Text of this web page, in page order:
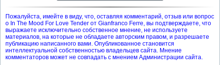
Пожалуйста, имейте в виду, что, оставляя комментарий, отзыв или вопрос
о In The Mood For Love Tender от Gianfranco Ferre, вы подтверждаете, что
выражаете исключительно собственное мнение, не используете
материалов, на которые не обладаете авторским правом, и разрешаете
публикацию написанного вами. Опубликованное становится
интеллектуальной собственностью владельцев сайта. Мнение
комментаторов может не совпадать с мнением Администрации сайта.